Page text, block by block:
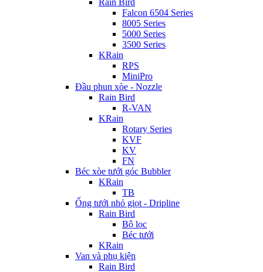
Rain Bird
Falcon 6504 Series
8005 Series
5000 Series
3500 Series
KRain
RPS
MiniPro
Đầu phun xòe - Nozzle
Rain Bird
R-VAN
KRain
Rotary Series
KVF
KV
FN
Béc xòe tưới góc Bubbler
KRain
TB
Ống tưới nhỏ giọt - Dripline
Rain Bird
Bộ lọc
Béc tưới
KRain
Van và phụ kiện
Rain Bird